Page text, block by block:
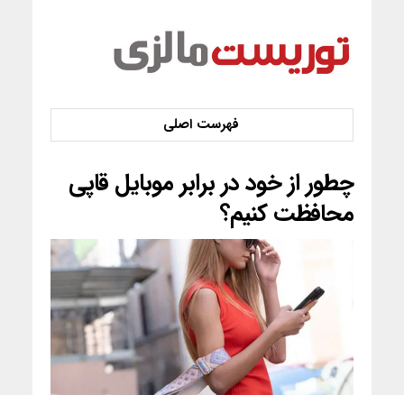
چطور از خود در برابر موبایل‌ قاپی
محافظت کنیم؟